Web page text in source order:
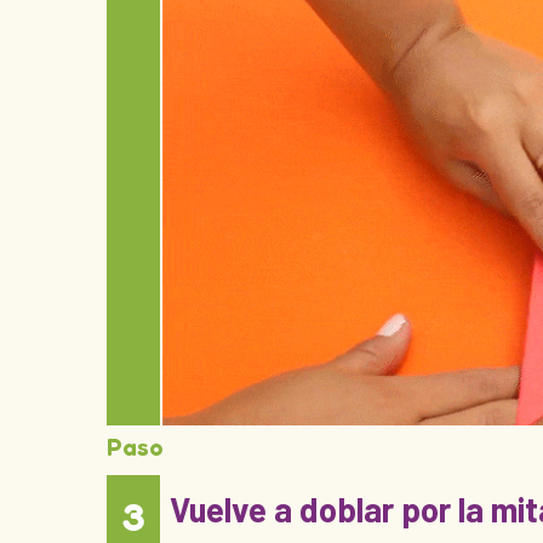
Paso
3 Vuelve a doblar por la